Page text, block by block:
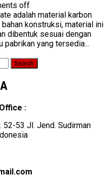
off
adalah material karbon
konstruksi, material ini
dibentuk sesuai dengan
pabrikan yang tersedia...
:
52-53 Jl. Jend. Sudirman